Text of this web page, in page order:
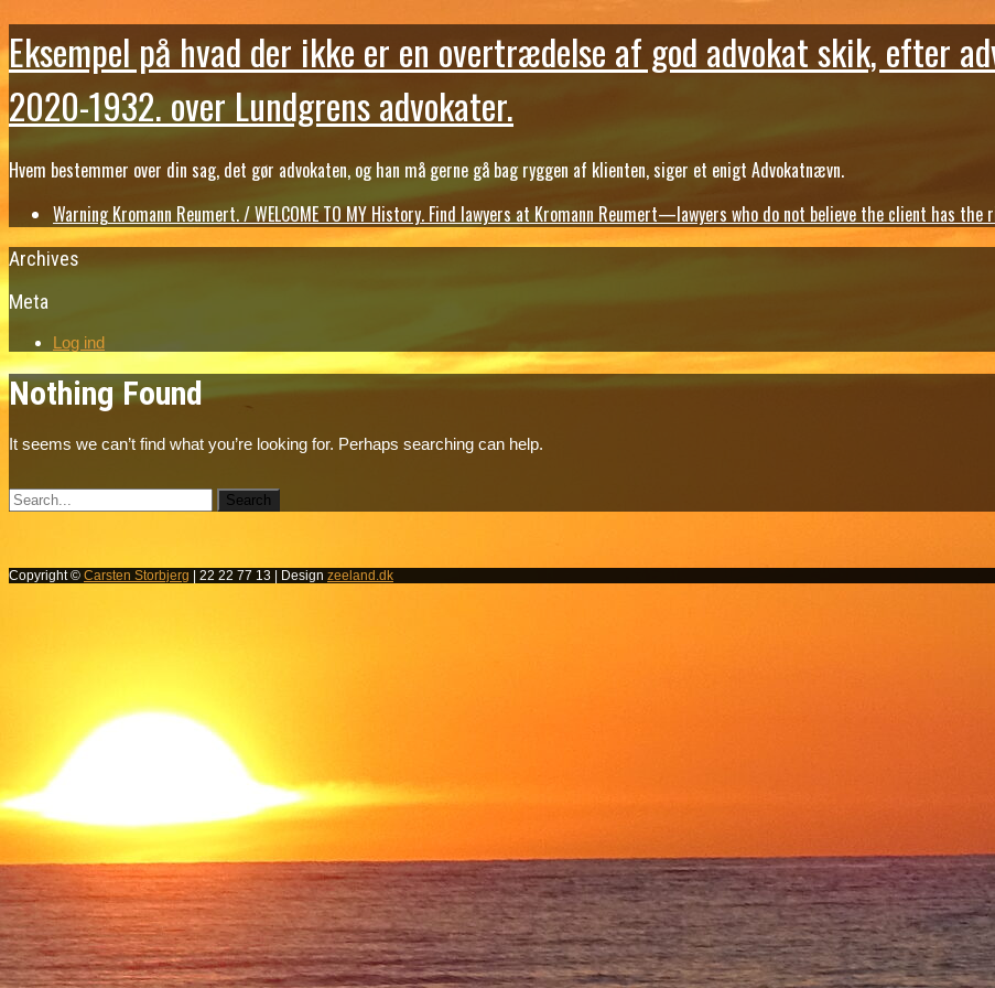
Eksempel på hvad der ikke er en overtrædelse af god advokat skik, efter
2020-1932. over Lundgrens advokater.
Hvem bestemmer over din sag, det gør advokaten, og han må gerne gå bag ryggen af klienten, siger et enigt Advokatnævn.
Warning Kromann Reumert. / WELCOME TO MY History. Find lawyers at Kromann Reumert—lawyers who do not believe the client has
Archives
Meta
Log ind
Nothing Found
It seems we can’t find what you’re looking for. Perhaps searching can help.
Copyright © Carsten Storbjerg | 22 22 77 13 | Design zeeland.dk